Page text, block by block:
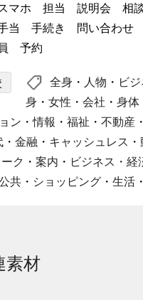
マホ 担当 説明会 相
当 手続き 問い合わ
予約
shoppingmode 全身 ・ 人物 ・ ビ
身 ・女性 ・会社 ・身体
ン ・情報 ・福祉 ・不動産 ・
・金融 ・ キャッシュレス ・
ク ・案内 ・ ビジネス・経
共 ・ ショッピング ・生活 ・
素材